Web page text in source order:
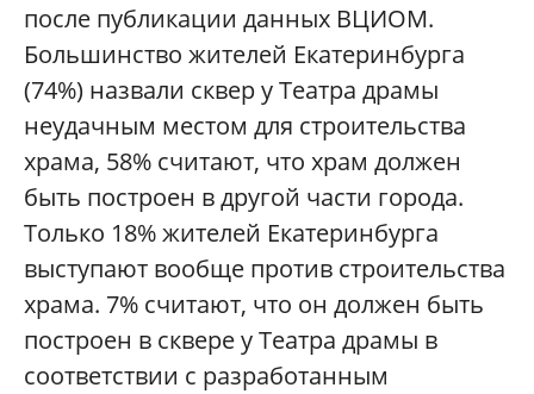
после публикации данных ВЦИОМ.
Большинство жителей Екатеринбурга
(74%) назвали сквер у Театра драмы
неудачным местом для строительства
храма, 58% считают, что храм должен
быть построен в другой части города.
Только 18% жителей Екатеринбурга
выступают вообще против строительства
храма. 7% считают, что он должен быть
построен в сквере у Театра драмы в
соответствии с разработанным